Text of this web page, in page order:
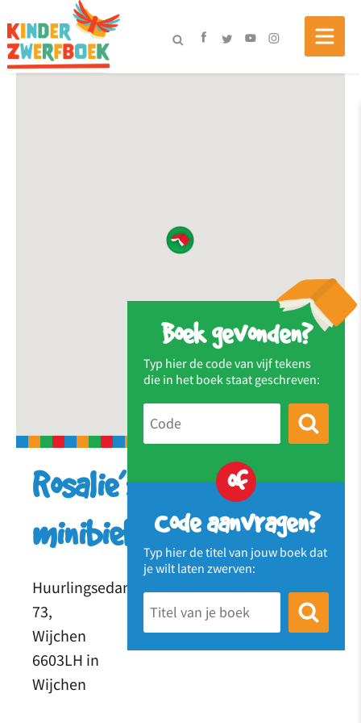
Boek gevonden?
Typ hier de code van vijf tekens
die in het boek staat geschreven:
of
Code aanvragen?
Typ hier de titel van jouw boek dat
je wilt laten zwerven:
Rosalie’s
minibieb
Huurlingsedam
73,
Wijchen
6603LH in
Wijchen